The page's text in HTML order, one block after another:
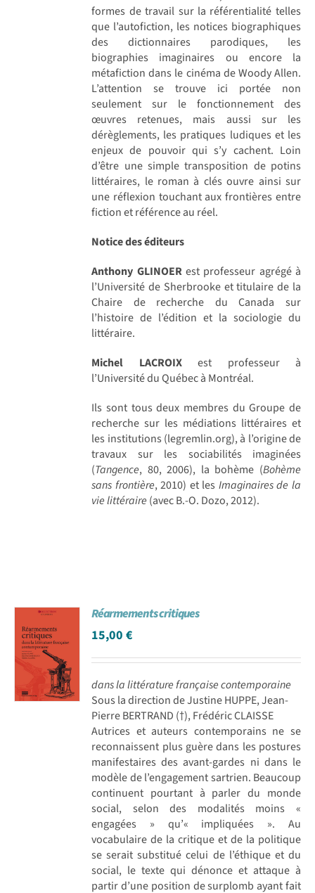
formes de travail sur la référentialité telles
que l’autofiction, les notices biographiques
des dictionnaires parodiques, les
biographies imaginaires ou encore la
métafiction dans le cinéma de Woody Allen.
L’attention se trouve ici portée non
seulement sur le fonctionnement des
œuvres retenues, mais aussi sur les
dérèglements, les pratiques ludiques et les
enjeux de pouvoir qui s’y cachent. Loin
d’être une simple transposition de potins
littéraires, le roman à clés ouvre ainsi sur
une réflexion touchant aux frontières entre
fiction et référence au réel.
Notice des éditeurs
Anthony GLINOERest professeur agrégé à
l’Université de Sherbrooke et titulaire de la
Chaire de recherche du Canada sur
l’histoire de l’édition et la sociologie du
littéraire.
Michel LACROIXest professeur à
l’Université du Québec à Montréal.
Ils sont tous deux membres du Groupe de
recherche sur les médiations littéraires et
les institutions (legremlin.org), à l’origine de
travaux sur les sociabilités imaginées
(Tangence, 80, 2006), la bohème (Bohème
sans frontière, 2010) et les Imaginaires de la
vie littéraire (avec B.-O. Dozo, 2012).
Réarmements critiques
15,00€
dans la littérature française contemporaine
Sous la direction de Justine HUPPE, Jean-
Pierre BERTRAND (†), Frédéric CLAISSE
Autrices et auteurs contemporains ne se
reconnaissent plus guère dans les postures
manifestaires des avant-gardes ni dans le
modèle de l’engagement sartrien. Beaucoup
continuent pourtant à parler du monde
social, selon des modalités moins «
engagées » qu’« impliquées ». Au
vocabulaire de la critique et de la politique
se serait substitué celui de l’éthique et du
social, le texte qui dénonce et attaque à
partir d’une position de surplomb ayant fait